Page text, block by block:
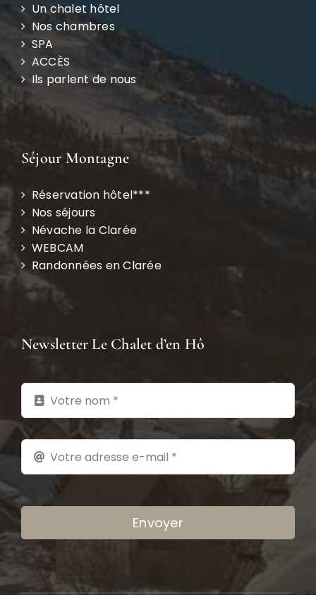
Un chalet hôtel
Nos chambres
SPA
ACCÈS
Ils parlent de nous
Séjour Montagne
Réservation hôtel***
Nos séjours
Névache la Clarée
WEBCAM
Randonnées en Clarée
Newsletter Le Chalet d’en Hô
Envoyer